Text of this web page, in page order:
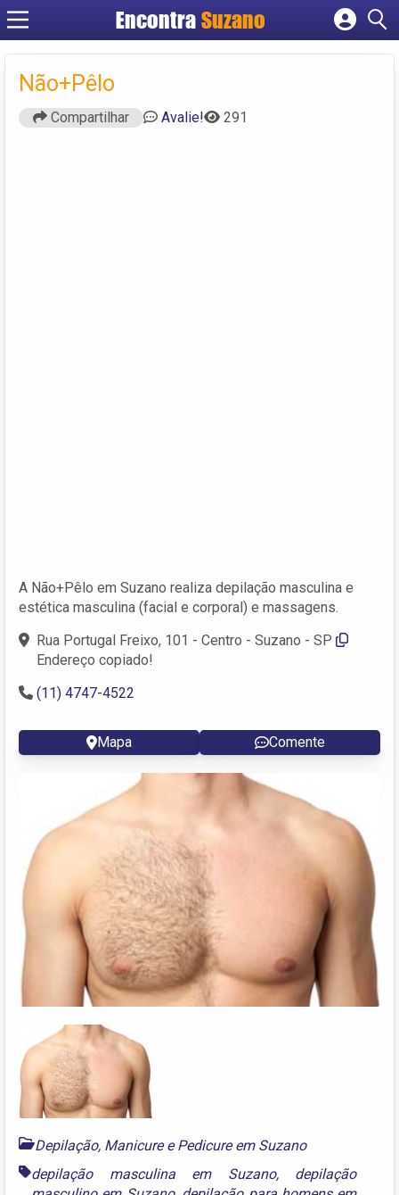
EncontraSuzano
Cadastrar empresa
Não+Pêlo
Compartilhar Avalie! 291
A Não+Pêlo em Suzano realiza depilação masculina e
estética masculina (facial e corporal) e massagens.
Rua Portugal Freixo, 101 - Centro - Suzano - SP
Endereço copiado!
(11) 4747-4522
Mapa Comente
Depilação, Manicure e Pedicure em Suzano
depilação masculina em Suzano, depilação